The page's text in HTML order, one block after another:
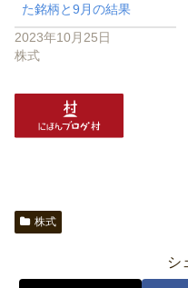
た銘柄と9月の結果
2023年10月25日
株式
株式
シ